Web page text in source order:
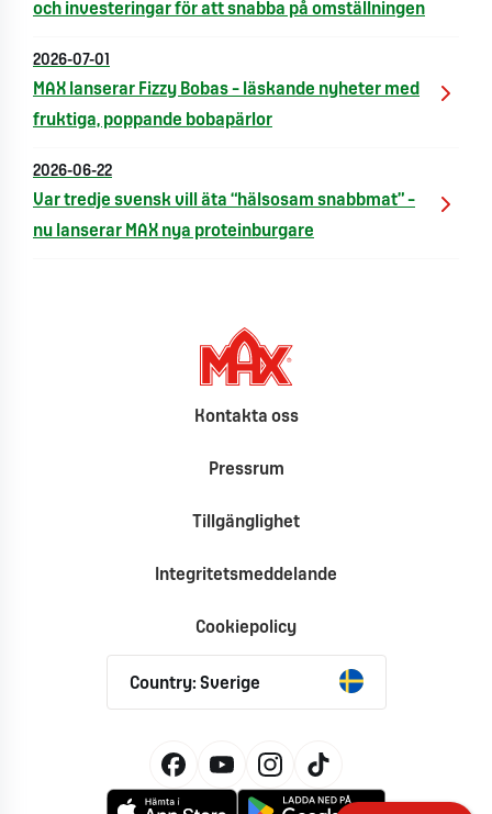
och investeringar för att snabba på omställningen
2026-07-01
MAX lanserar Fizzy Bobas – läskande nyheter med
fruktiga, poppande bobapärlor
2026-06-22
Var tredje svensk vill äta “hälsosam snabbmat” –
nu lanserar MAX nya proteinburgare
Kontakta oss
Pressrum
Tillgänglighet
Integritetsmeddelande
Cookiepolicy
Country: Sverige